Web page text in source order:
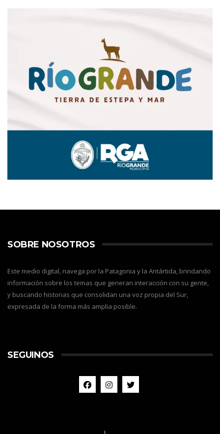
SOBRE NOSOTROS
Este medio digital, navega por la Patagonia y la Antártida, brindando
información sobre los temas que generan interacción con su gente,
y buscando historias que consolidan una voz propia del Sur,
expresada de la forma más amplia posible.
SEGUINOS